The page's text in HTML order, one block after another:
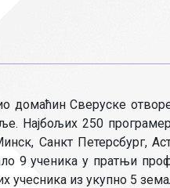
домаћин Сверуске
Најбољих 250
Санкт Петерсбург,
9 ученика у пратњи
учесника из укупно 5